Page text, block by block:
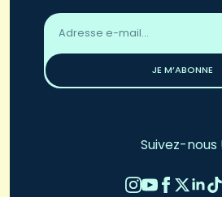
Adresse
email
JE M’ABONNE
Suivez-nous